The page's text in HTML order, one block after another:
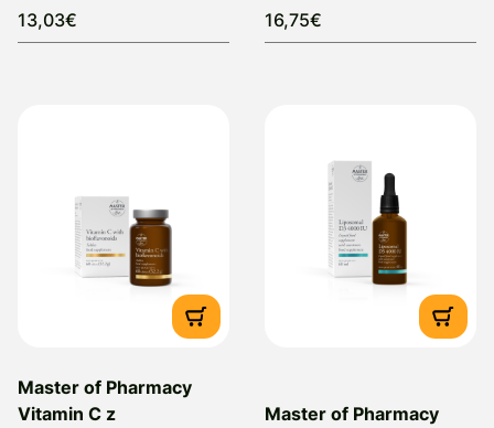
13,03€ 16,75€
Master of Pharmacy
Vitamin C z
Master of Pharmacy